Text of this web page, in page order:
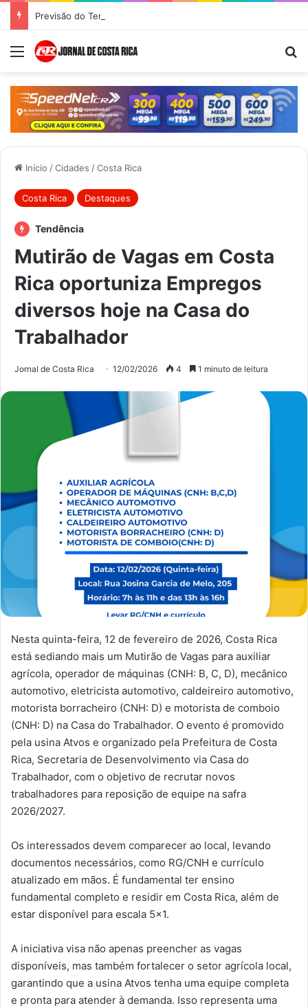
Menu
Início /Cidades /Costa Rica
Costa Rica Destaques
Tendência
Mutirão de Vagas em Costa
Rica oportuniza Empregos
diversos hoje na Casa do
Trabalhador
Jornal de Costa Rica 12/02/2026 4 1 minuto de leitura
Nesta quinta-feira, 12 de fevereiro de 2026, Costa Rica
está sediando mais um Mutirão de Vagas para auxiliar
agrícola, operador de máquinas (CNH: B, C, D), mecânico
automotivo, eletricista automotivo, caldeireiro automotivo,
motorista borracheiro (CNH: D) e motorista de comboio
(CNH: D) na Casa do Trabalhador. O evento é promovido
pela usina Atvos e organizado pela Prefeitura de Costa
Rica, Secretaria de Desenvolvimento via Casa do
Trabalhador, com o objetivo de recrutar novos
trabalhadores para reposição de equipe na safra
2026/2027.
Os interessados devem comparecer ao local, levando
documentos necessários, como RG/CNH e currículo
atualizado em mãos. É fundamental ter ensino
fundamental completo e residir em Costa Rica, além de
estar disponível para escala 5×1.
A iniciativa visa não apenas preencher as vagas
disponíveis, mas também fortalecer o setor agrícola local,
garantindo que a usina Atvos tenha uma equipe completa
e pronta para atender à demanda. Isso representa uma